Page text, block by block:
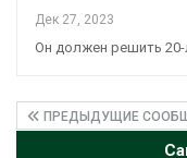
Дек 27, 2023
Он должен решить
ПРЕДЫДУЩИЕ